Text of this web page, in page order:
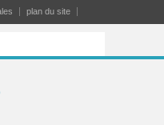
plan du site